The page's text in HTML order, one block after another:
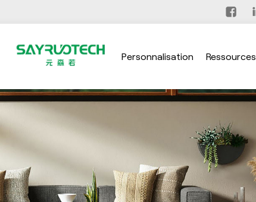
Personnalisation Ressources